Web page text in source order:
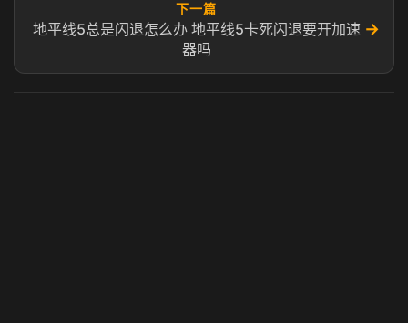
下一篇
地平线5总是闪退怎么办 地平线5卡死闪退要开加速
器吗
→